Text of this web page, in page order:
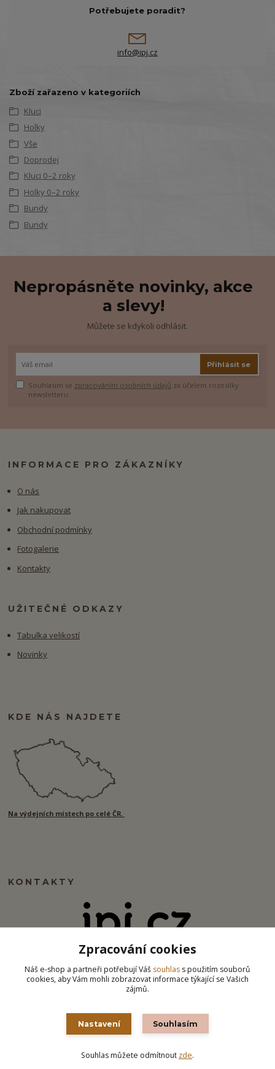
Potřebujete poradit?
info@ipj.cz
Zboží zařazeno v kategoriích
Kluci
Holky
Vše
Doprodej
Kluci 0–2 roky
Holky 0–2 roky
Bundy
Bundy
Nepropásněte novinky, akce
a slevy!
Můžete se kdykoli odhlásit.
Přihlásit se
Souhlasím se zpracováním osobních údajů za účelem rozesílky
newsletteru.
INFORMACE PRO ZÁKAZNÍKY
O nás
Jak nakupovat
Obchodní podmínky
Fotogalerie
Kontakty
UŽITEČNÉ ODKAZY
Tabulka velikostí
Novinky
KDE NÁS NAJDETE
Na výdejních místech po celé ČR.
KONTAKTY
info@ipj.cz
Vytvořeno na Eshop-rychle.cz
Zpracování cookies
Náš e-shop a partneři potřebují Váš souhlas s použitím souborů
cookies, aby Vám mohli zobrazovat informace týkající se Vašich
zájmů.
Nastavení Souhlasím
Souhlas můžete odmítnout zde.